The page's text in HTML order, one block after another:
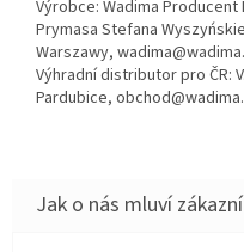
Výrobce: Wadima
Prymasa Stefana
Warszawy,
Výhradní distributor pro ČR:
Pardubice,